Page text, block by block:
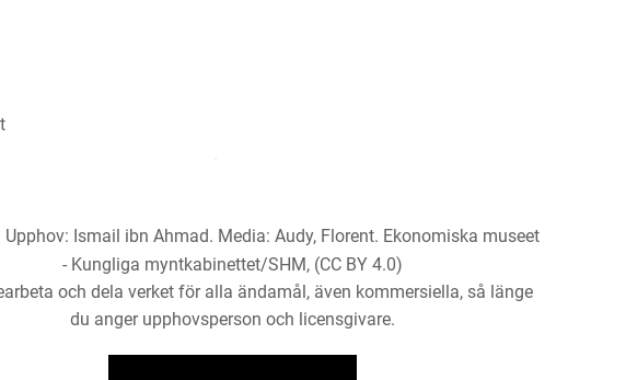
Upphov: Ismail ibn Ahmad. Media: Audy, Florent. Ekonomiska museet
- Kungliga myntkabinettet/SHM, (CC BY 4.0)
och dela verket för alla ändamål, även kommersiella, så länge
du anger upphovsperson och licensgivare.